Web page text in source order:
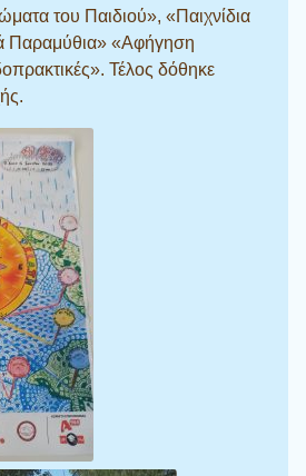
του Παιδιού», «Παιχνίδια
Παραμύθια» «Αφήγηση
Τέλος δόθηκε